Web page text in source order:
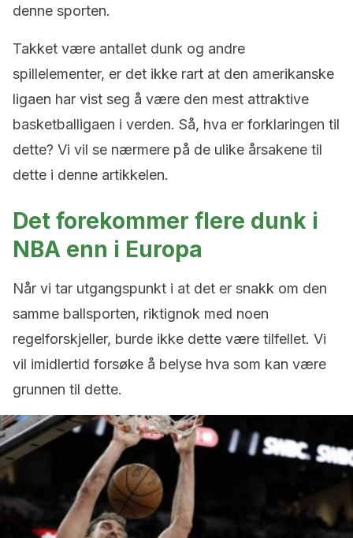
denne sporten.
Takket være antallet dunk og andre
spillelementer, er det ikke rart at den amerikanske
ligaen har vist seg å være den mest attraktive
basketballigaen i verden. Så, hva er forklaringen til
dette? Vi vil se nærmere på de ulike årsakene til
dette i denne artikkelen.
Det forekommer flere dunk i
NBA enn i Europa
Når vi tar utgangspunkt i at det er snakk om den
samme ballsporten, riktignok med noen
regelforskjeller, burde ikke dette være tilfellet. Vi
vil imidlertid forsøke å belyse hva som kan være
grunnen til dette.